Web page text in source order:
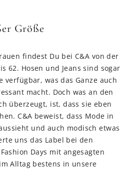
Größe
findest Du bei C&A von der
62. Hosen und Jeans sind sogar
verfügbar, was das Ganze auch
macht. Doch was an den
überzeugt, ist, dass sie eben
C&A beweist, dass Mode in
und auch modisch etwas
uns das Label bei den
Days mit angesagten
Alltag bestens in unsere